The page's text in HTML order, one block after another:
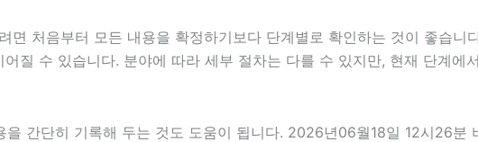
면 처음부터 모든 내용을 확정하기보다 단계별로 확인하는 것이 좋습
질 수 있습니다. 분야에 따라 세부 절차는 다를 수 있지만, 현재 단계에
을 간단히 기록해 두는 것도 도움이 됩니다. 2026년06월18일 12시26